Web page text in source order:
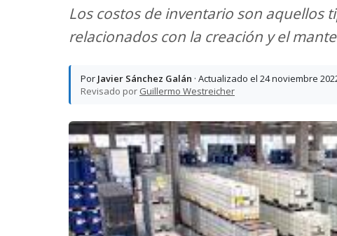
Los costos de inventario son aquellos
relacionados con la creación y el
Por Javier Sánchez Galán · Actualizado el 24 noviembre
Revisado por Guillermo Westreicher